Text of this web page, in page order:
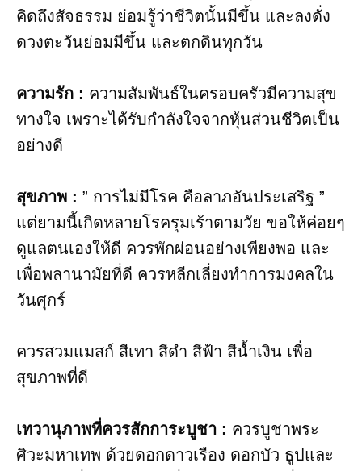
คิดถึงสัจธรรม ย่อมรู้ว่าชีวิตนั้นมีขึ้น และลงดั่ง
ดวงตะวันย่อมมีขึ้น และตกดินทุกวัน
ความรัก : ความสัมพันธ์ในครอบครัวมีความสุข
ทางใจ เพราะได้รับกำลังใจจากหุ้นส่วนชีวิตเป็น
อย่างดี
สุขภาพ​ : ” การไม่มีโรค คือลาภอันประเสริฐ ”
แต่ยามนี้เกิดหลายโรครุมเร้าตามวัย ขอให้ค่อยๆ
ดูแลตนเองให้ดี ควรพักผ่อนอย่างเพียงพอ และ
เพื่อพลานามัยที่ดี ควรหลีกเลี่ยงทำการมงคลใน
วันศุกร์
ควรสวมแมสก์ สีเทา สีดำ สีฟ้า สีน้ำเงิน เพื่อ
สุขภาพที่ดี
เทวานุภาพที่ควรสักการะบูชา​ : ควรบูชาพระ
ศิวะมหาเทพ ด้วยดอกดาวเรือง ดอกบัว ธูปและ